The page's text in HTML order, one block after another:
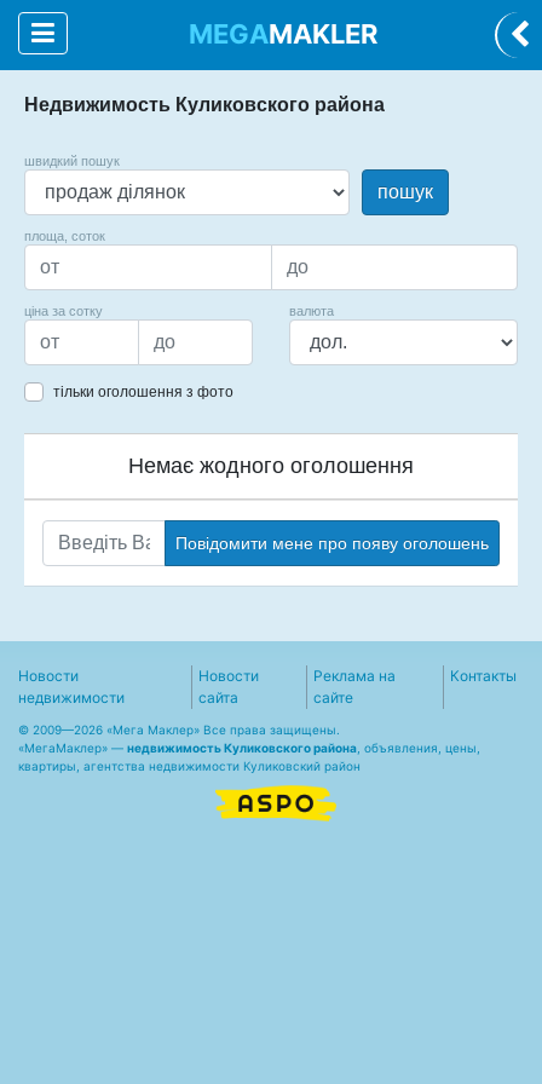
MEGAMAKLER
Недвижимость Куликовского района
швидкий пошук
пошук
площа, соток
ціна за сотку валюта
тільки оголошення з фото
Немає жодного оголошення
Повідомити мене про появу оголошень
Новости
недвижимости
Новости
сайта
Реклама на
сайте
Контакты
© 2009—2026 «Мега Маклер» Все права защищены.
«МегаМаклер» — недвижимость Куликовского района , объявления, цены,
квартиры, агентства недвижимости Куликовский район